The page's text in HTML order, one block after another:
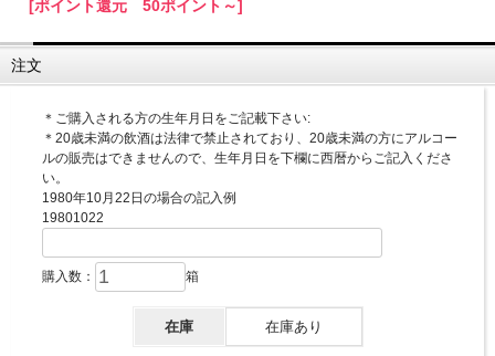
[ポイント還元 50ポイント～]
注文
＊ご購入される方の生年月日をご記載下さい:
＊20歳未満の飲酒は法律で禁止されており、20歳未満の方にアルコー
ルの販売はできませんので、生年月日を下欄に西暦からご記入くださ
い。
1980年10月22日の場合の記入例
19801022
購入数： 箱
在庫 在庫あり